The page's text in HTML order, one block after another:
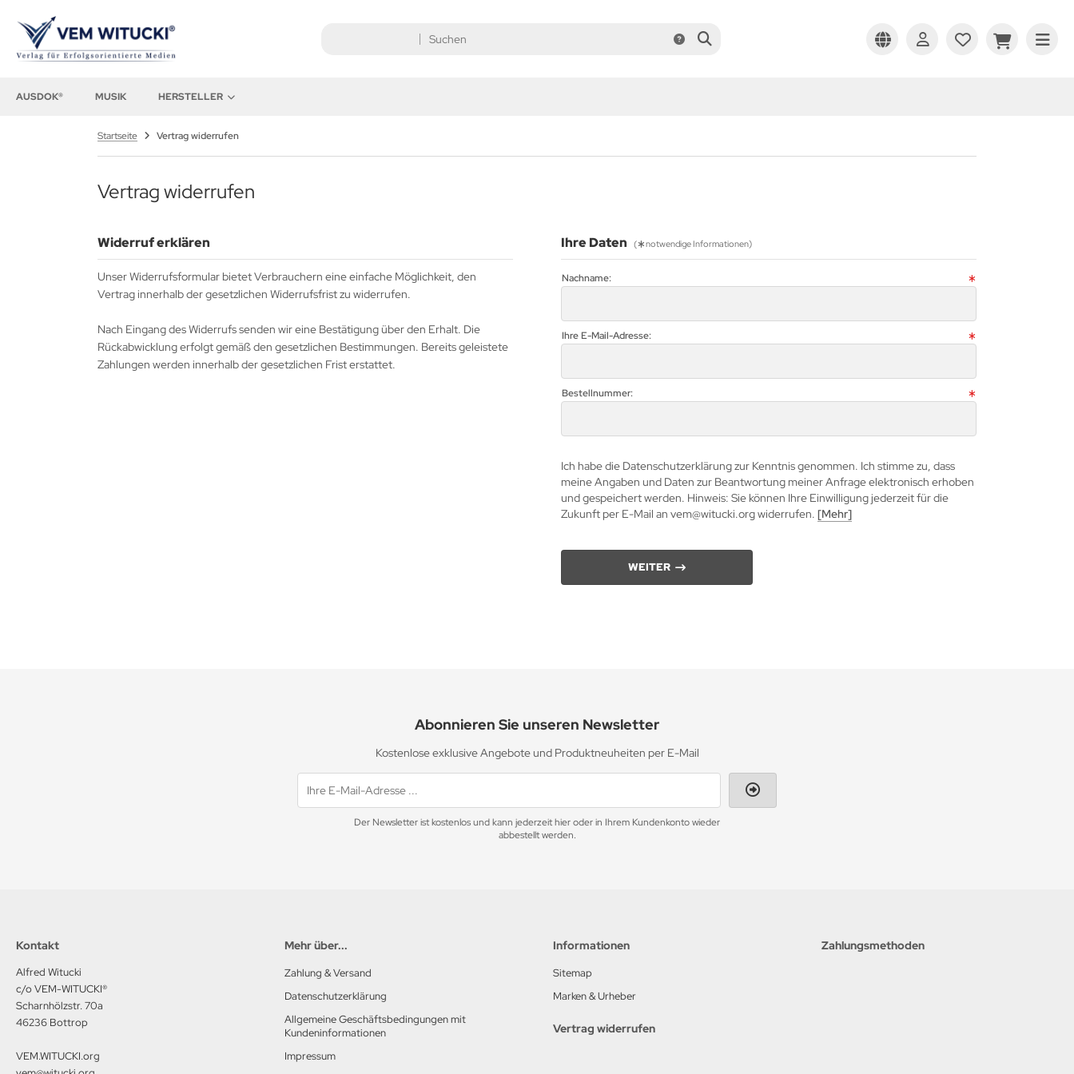
AUSDOK® MUSIK HERSTELLER
Startseite Vertrag widerrufen
Vertrag widerrufen
Widerruf erklären
Unser Widerrufsformular bietet Verbrauchern eine einfache Möglichkeit, den
Vertrag innerhalb der gesetzlichen Widerrufsfrist zu widerrufen.
Nach Eingang des Widerrufs senden wir eine Bestätigung über den Erhalt. Die
Rückabwicklung erfolgt gemäß den gesetzlichen Bestimmungen. Bereits geleistete
Zahlungen werden innerhalb der gesetzlichen Frist erstattet.
Ihre Daten ( notwendige Informationen)
Nachname:
Ihre E-Mail-Adresse:
Bestellnummer:
Ich habe die Datenschutzerklärung zur Kenntnis genommen. Ich stimme zu, dass
meine Angaben und Daten zur Beantwortung meiner Anfrage elektronisch erhoben
und gespeichert werden. Hinweis: Sie können Ihre Einwilligung jederzeit für die
Zukunft per E-Mail an vem@witucki.orgwiderrufen. [Mehr]
WEITER
Abonnieren Sie unseren Newsletter
Kostenlose exklusive Angebote und Produktneuheiten per E-Mail
Der Newsletter ist kostenlos und kann jederzeit hier oder in Ihrem Kundenkonto wieder
abbestellt werden.
Kontakt
Alfred Witucki
c/o VEM-WITUCKI®
Scharnhölzstr. 70a
46236 Bottrop
VEM.WITUCKI.org
Mehr über...
Zahlung & Versand
Datenschutzerklärung
Allgemeine Geschäftsbedingungen mit
Kundeninformationen
Impressum
Informationen
Sitemap
Marken & Urheber
Vertrag widerrufen
Zahlungsmethoden